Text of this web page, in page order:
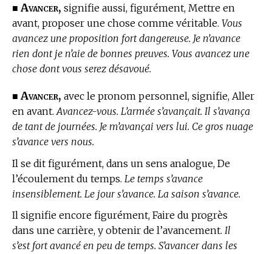
■ Avancer, signifie aussi, figurément, Mettre en
avant, proposer une chose comme véritable. Vous
avancez une proposition fort dangereuse. Je n’avance
rien dont je n’aie de bonnes preuves. Vous avancez une
chose dont vous serez désavoué.
■ Avancer, avec le pronom personnel, signifie, Aller
en avant. Avancez-vous. L’armée s’avançait. Il s’avança
de tant de journées. Je m’avançai vers lui. Ce gros nuage
s’avance vers nous.
Il se dit figurément, dans un sens analogue, De
l’écoulement du temps. Le temps s’avance
insensiblement. Le jour s’avance. La saison s’avance.
Il signifie encore figurément, Faire du progrès
dans une carrière, y obtenir de l’avancement. Il
s’est fort avancé en peu de temps. S’avancer dans les